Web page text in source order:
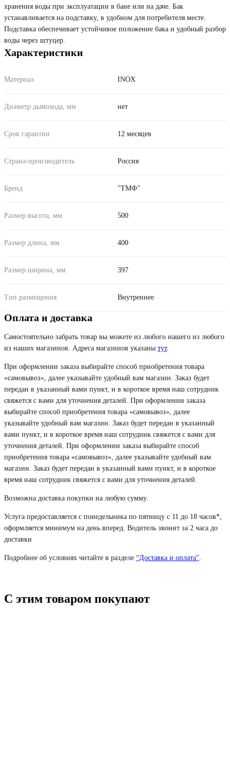
хранения воды при эксплуатации в бане или на даче. Бак
устанавливается на подставку, в удобном для потребителя месте.
Подставка обеспечивает устойчивое положение бака и удобный разбор
воды через штуцер.
Характеристики
Материал INOX
Диаметр дымохода, мм нет
Срок гарантии 12 месяцев
Страна-производитель Россия
Бренд "ТМФ"
Размер высота, мм 500
Размер длина, мм 400
Размер ширина, мм 397
Тип размещения Внутреннее
Оплата и доставка
Самостоятельно забрать товар вы можете из любого нашего из любого
из наших магазинов. Адреса магазинов указаны тут.
При оформлении заказа выбирайте способ приобретения товара
«самовывоз», далее указывайте удобный вам магазин. Заказ будет
передан в указанный вами пункт, и в короткое время наш сотрудник
свяжется с вами для уточнения деталей. При оформлении заказа
выбирайте способ приобретения товара «самовывоз», далее
указывайте удобный вам магазин. Заказ будет передан в указанный
вами пункт, и в короткое время наш сотрудник свяжется с вами для
уточнения деталей. При оформлении заказа выбирайте способ
приобретения товара «самовывоз», далее указывайте удобный вам
магазин. Заказ будет передан в указанный вами пункт, и в короткое
время наш сотрудник свяжется с вами для уточнения деталей.
Возможна доставка покупки на любую сумму.
Услуга предоставляется с понедельника по пятницу с 11 до 18 часов*,
оформляется минимум на день вперед. Водитель звонит за 2 часа до
доставки
Подробнее об условиях читайте в разделе “Доставка и оплата”
С этим товаром покупают